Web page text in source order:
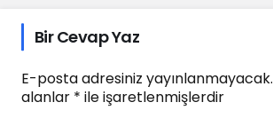
Bir Cevap Yaz
E-posta adresiniz yayınlanmayacak.
alanlar * ile işaretlenmişlerdir